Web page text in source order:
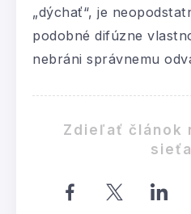
„dýchať“, je
podobné difúzne
nebráni správnemu
Zdieľať článok